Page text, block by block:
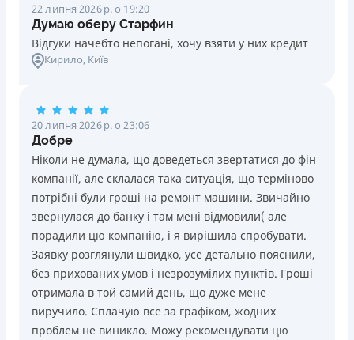
22 липня 2026 р. о 19:20
Думаю оберу Старфин
Відгуки начебто непогані, хочу взяти у них кредит
Кирило, Київ
20 липня 2026 р. о 23:06
Добре
Ніколи не думала, що доведеться звертатися до фін
компанії, але склалася така ситуація, що терміново
потрібні були гроші на ремонт машини. Звичайно
звернулася до банку і там мені відмовили( але
порадили цю компанію, і я вирішила спробувати.
Заявку розглянули швидко, усе детально пояснили,
без прихованих умов і незрозумілих пунктів. Гроші
отримала в той самий день, що дуже мене
виручило. Сплачую все за графіком, жодних
проблем не виникло. Можу рекомендувати цю